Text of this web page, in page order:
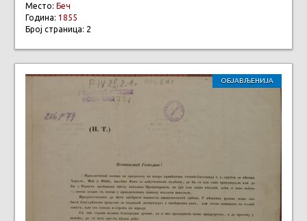
Место: Беч
Година: 1855
Број страница: 2
ОБЈАВЉЕНИЈА